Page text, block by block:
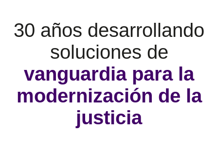
30 años desarrollando
soluciones de
vanguardia para la
modernización de la
justicia